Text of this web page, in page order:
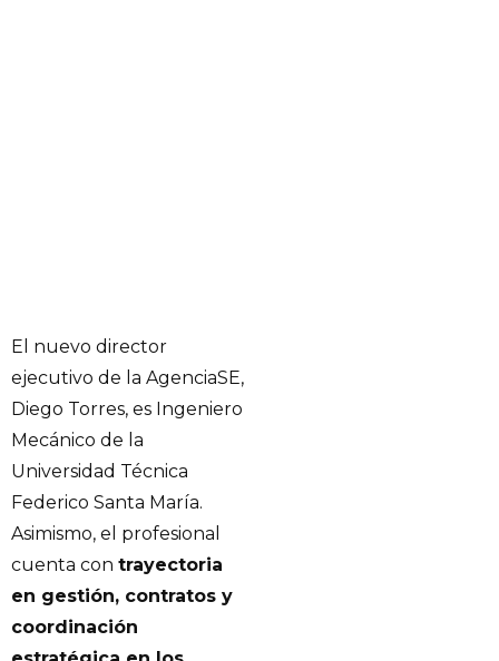
El nuevo director
ejecutivo de la AgenciaSE,
Diego Torres, es Ingeniero
Mecánico de la
Universidad Técnica
Federico Santa María.
Asimismo, el profesional
cuenta con trayectoria
en gestión, contratos y
coordinación